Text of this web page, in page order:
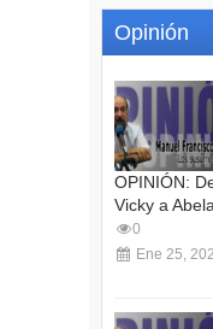
Opinión
OPINIÓN:
Vicky a
0
Ene 25,